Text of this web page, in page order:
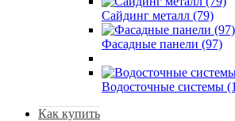
Сайдинг металл (79)
Фасадные панели (97)
Водосточные системы
Как купить